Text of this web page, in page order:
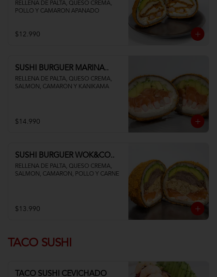
RELLENA DE PALTA, QUESO CREMA,
POLLO Y CAMARON APANADO
$12.990
SUSHI BURGUER MARINA..
RELLENA DE PALTA, QUESO CREMA,
SALMON, CAMARON Y KANIKAMA
$14.990
SUSHI BURGUER WOK&CO..
RELLENA DE PALTA, QUESO CREMA,
SALMON, CAMARON, POLLO Y CARNE
$13.990
TACO SUSHI
TACO SUSHI CEVICHADO